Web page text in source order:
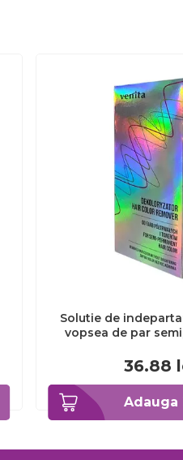
Adauga
Solutie de
vopsea de par
ml
36.88